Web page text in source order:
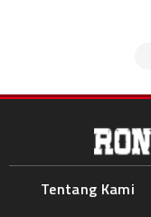
Tentang Kami